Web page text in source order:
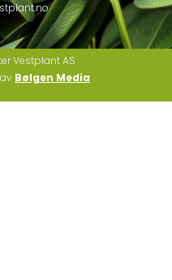
Vestplant AS
Bølgen Media